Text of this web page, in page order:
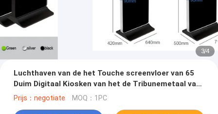
3/4
Luchthaven van de het Touche screenvloer van 65
Duim Digitaal Kiosken van het de Tribunemetaal van
het het Gevalaluminium de Legeringskader
Prijs：negotiate MOQ：1PC